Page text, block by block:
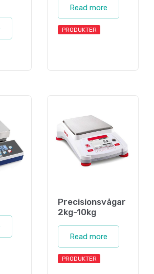
Read more
PRODUKTER
Precisionsvågar
2kg-10kg
Read more
PRODUKTER